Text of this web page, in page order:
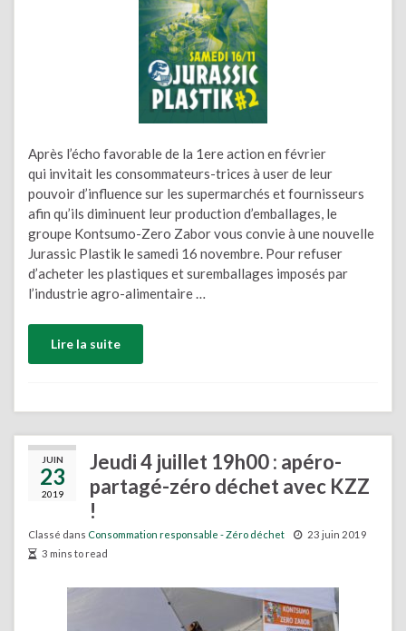
Après l’écho favorable de la 1ere action en février
qui invitait les consommateurs-trices à user de leur
pouvoir d’influence sur les supermarchés et fournisseurs
afin qu’ils diminuent leur production d’emballages, le
groupe Kontsumo-Zero Zabor vous convie à une nouvelle
Jurassic Plastik le samedi 16 novembre. Pour refuser
d’acheter les plastiques et suremballages imposés par
l’industrie agro-alimentaire …
Lire la suite
JUIN
23
2019
Jeudi 4 juillet 19h00 : apéro-
partagé-zéro déchet avec KZZ
!
Classé dans Consommation responsable - Zéro déchet
23 juin 2019
3 mins to read